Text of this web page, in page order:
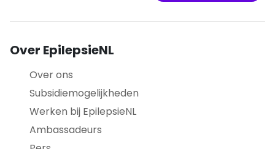
Over EpilepsieNL
Over ons
Subsidiemogelijkheden
Werken bij EpilepsieNL
Ambassadeurs